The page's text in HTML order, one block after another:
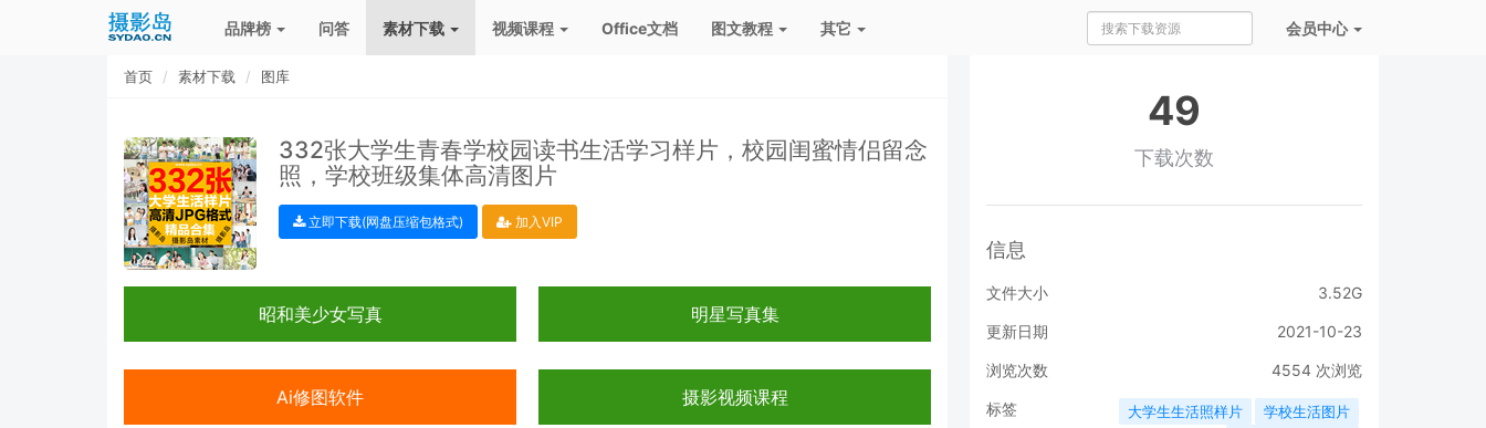
品牌榜 问答 素材下载 视频课程 Office文档 图文教程 其它 会员中心
首页 素材下载 图库
332张大学生青春学校园读书生活学习样片，校园闺蜜情侣留念
照，学校班级集体高清图片
立即下载(网盘压缩包格式) 加入VIP
昭和美少女写真 明星写真集
Ai修图软件 摄影视频课程
49
下载次数
信息
文件大小 3.52G
更新日期 2021-10-23
浏览次数 4554 次浏览
标签 大学生生活照样片
学校生活图片